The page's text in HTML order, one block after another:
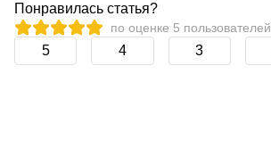
Понравилась статья?
по оценке 5 пользователей
5 4 3